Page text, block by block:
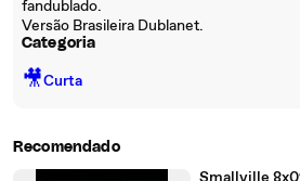
fandublado.
Versão Brasileira Dublanet.
Categoria
🎥Curta
Recomendado